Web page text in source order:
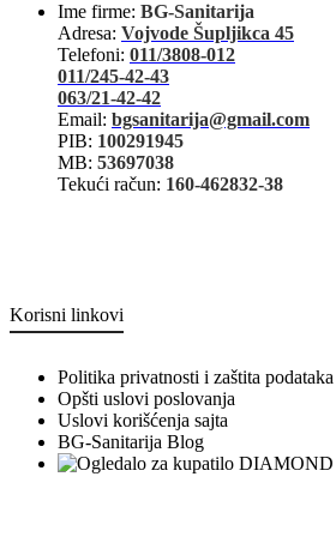
Ime firme: BG-Sanitarija
Adresa: Vojvode Šupljikca 45
Telefoni: 011/3808-012
011/245-42-43
063/21-42-42
Email: bgsanitarija@gmail.com
PIB: 100291945
MB: 53697038
Tekući račun: 160-462832-38
Korisni linkovi
Politika privatnosti i zaštita podataka
Opšti uslovi poslovanja
Uslovi korišćenja sajta
BG-Sanitarija Blog